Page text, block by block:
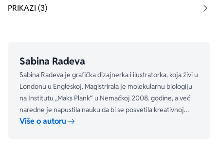
PRIKAZI (3)
Sabina Radeva
Sabina Radeva je grafička dizajnerka i ilustratorka, koja živi u
Londonu u Engleskoj. Magistrirala je molekularnu biologiju
na Institutu „Maks Plank“ u Nemačkoj 2008. godine, a već
naredne je napustila nauku da bi se posvetila kreativnoj
karijeri i od tada uči za ilustratora.
Više o autoru